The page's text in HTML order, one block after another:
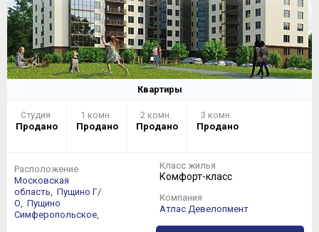
Квартиры
Студия
Продано
1 комн.
Продано
2 комн.
Продано
3 комн.
Продано
Расположение
Московская
область, Пущино Г/
О, Пущино
Симферопольское,
Класс жилья
Комфорт-класс
Компания
Атлас Девелопмент